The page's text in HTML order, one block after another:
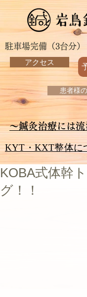
駐車場完備（3台分）
アクセス
患者様
～鍼灸治療には
KYT・KXT整体に
KOBA式体幹
グ！！